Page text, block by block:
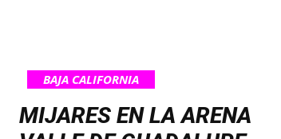
BAJA CALIFORNIA
MIJARES EN LA ARENA